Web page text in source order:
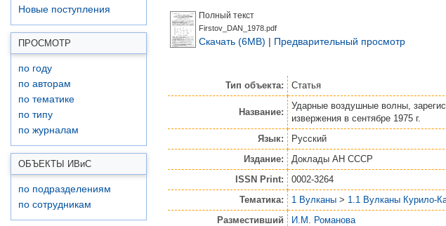
Новые поступления
ПРОСМОТР
по году
по авторам
по тематике
по типу
по журналам
ОБЪЕКТЫ ИВиС
по подразделениям
по сотрудникам
Полный текст
Firstov_DAN_1978.pdf
Скачать (6MB) | Предварительный просмотр
Тип объекта: Статья
Название:
Ударные воздушные волны,
извержения в сентябре 1975 г.
Язык:
Русский
Издание:
Доклады АН СССР
ISSN Print:
0002-3264
Тематика:
1 Вулканы > 1.1 Вулканы Курило-
Разместивший
И.М. Романова